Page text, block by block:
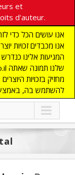
et
d'auteur.
אנו עושים הכל כדי
אנו מכבדים זכויות
מחזיק בזכויות
להשתמש בה,